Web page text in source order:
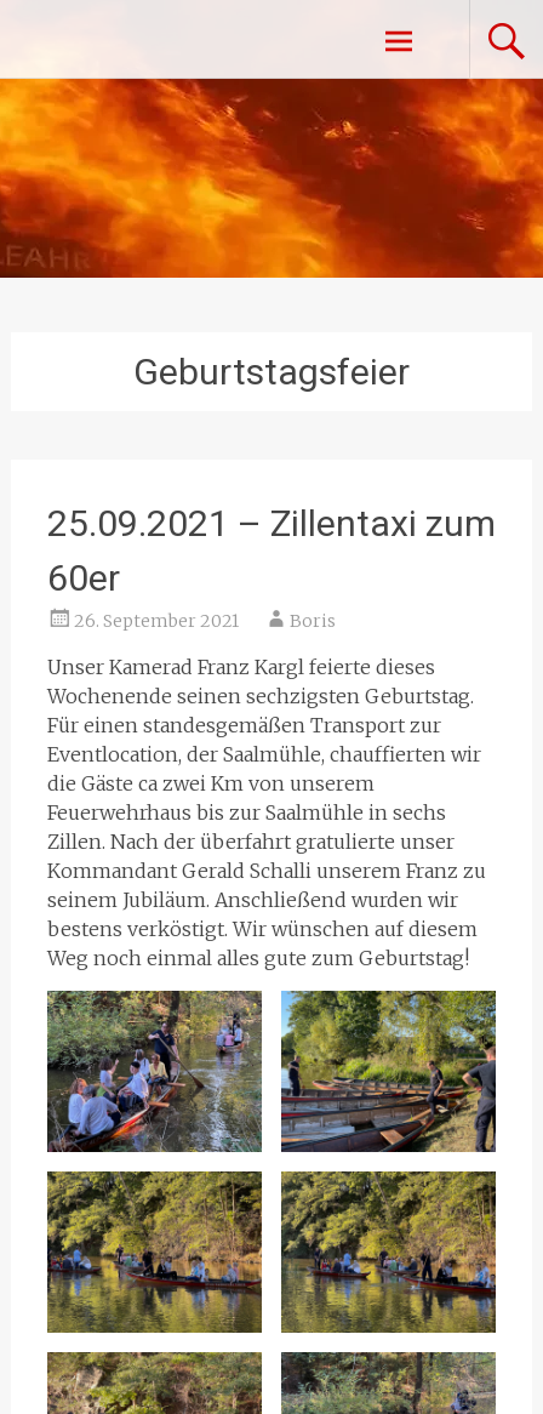
springen
Freiwillige Feuerwehr Vestenpoppen-
Wohlfahrts
Geburtstagsfeier
25.09.2021 – Zillentaxi zum
60er
26. September 2021 Boris
Unser Kamerad Franz Kargl feierte dieses
Wochenende seinen sechzigsten Geburtstag.
Für einen standesgemäßen Transport zur
Eventlocation, der Saalmühle, chauffierten wir
die Gäste ca zwei Km von unserem
Feuerwehrhaus bis zur Saalmühle in sechs
Zillen. Nach der überfahrt gratulierte unser
Kommandant Gerald Schalli unserem Franz zu
seinem Jubiläum. Anschließend wurden wir
bestens verköstigt. Wir wünschen auf diesem
Weg noch einmal alles gute zum Geburtstag!